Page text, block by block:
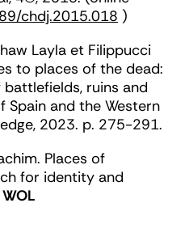
chdj.2015.018 )
Layla et Filippucci
to places of the dead:
ruins and
Spain and the Western
2023. p. 275-291.
Places of
for identity and